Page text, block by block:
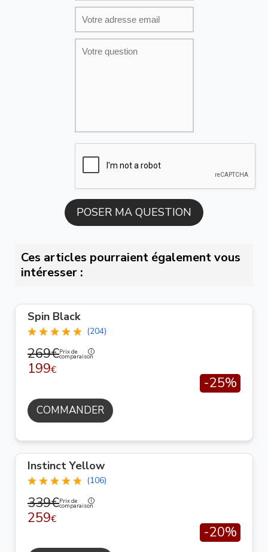
Ces articles pourraient également vous
intéresser :
Spin Black
(204)
269€Prix de
comparaison
199€
-25%
COMMANDER
Instinct Yellow
(106)
339€Prix de
comparaison
259€
-20%